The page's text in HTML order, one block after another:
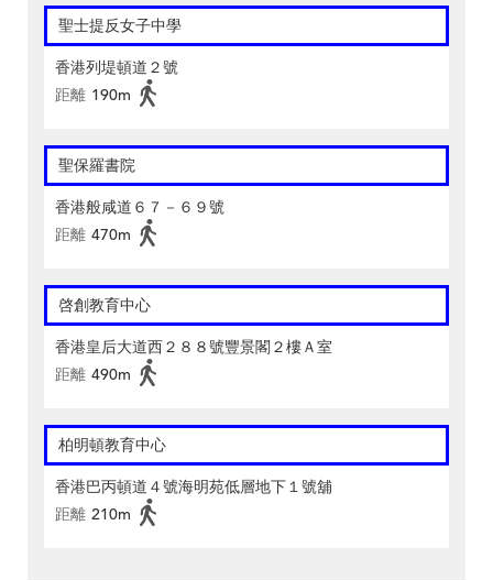
聖士提反女子中學
香港列堤頓道２號
距離 190m
聖保羅書院
香港般咸道６７－６９號
距離 470m
啓創教育中心
香港皇后大道西２８８號豐景閣２樓Ａ室
距離 490m
柏明頓教育中心
香港巴丙頓道４號海明苑低層地下１號舖
距離 210m